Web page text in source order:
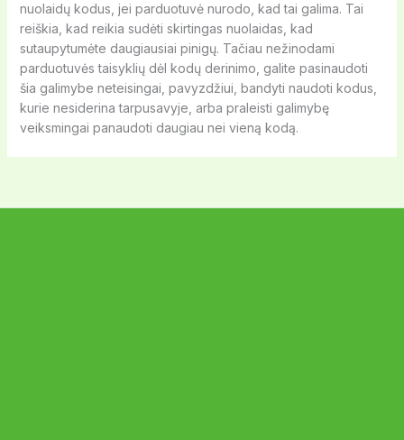
nuolaidų kodus, jei parduotuvė nurodo, kad tai galima. Tai
reiškia, kad reikia sudėti skirtingas nuolaidas, kad
sutaupytumėte daugiausiai pinigų. Tačiau nežinodami
parduotuvės taisyklių dėl kodų derinimo, galite pasinaudoti
šia galimybe neteisingai, pavyzdžiui, bandyti naudoti kodus,
kurie nesiderina tarpusavyje, arba praleisti galimybę
veiksmingai panaudoti daugiau nei vieną kodą.